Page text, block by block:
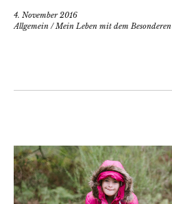
4. November 2016
Allgemein /Mein Leben mit dem Besonderen